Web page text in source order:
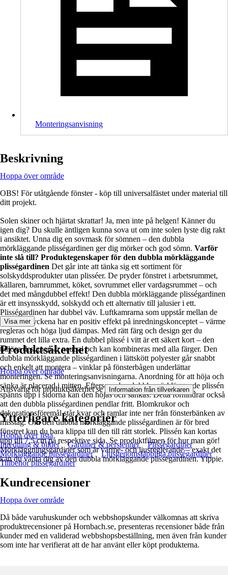
Monteringsanvisning
Beskrivning
Hoppa över område
OBS! För utåtgående fönster - köp till universalfästet under material till
ditt projekt.
Solen skiner och hjärtat skrattar! Ja, men inte på helgen! Känner du
igen dig? Du skulle äntligen kunna sova ut om inte solen lyste dig rakt
i ansiktet. Unna dig en sovmask för sömnen – den dubbla
mörkläggande plisségardinen ger dig mörker och god sömn. Varför
inte slå till? Produktegenskaper för den dubbla mörkläggande
plisségardinen Det går inte att tänka sig ett sortiment för
solskyddsprodukter utan plisséer. De pryder fönstret i arbetsrummet,
källaren, barnrummet, köket, sovrummet eller vardagsrummet – och
det med mångdubbel effekt! Den dubbla mörkläggande plisségardinen
är ett insynsskydd, solskydd och ett alternativ till jalusier i ett.
Plisségardinen har dubbel väv. Luftkamrarna som uppstår mellan de
båda tygstyckena har en positiv effekt på inredningskonceptet – värme
regleras och höga ljud dämpas. Med rätt färg och design ger du
rummet det lilla extra. En dubbel plissé i vitt är ett säkert kort – den
tidlösa designen är neutral och kan kombineras med alla färger. Den
dubbla mörkläggande plisségardinen i lättskött polyester går snabbt
och enkelt att montera – vinklar på fönsterbågen underlättar
monteringen. Se monteringsanvisningarna. Anordning för att höja och
sänka är placerad i mitten. Eftersom den dubbla mörkläggande plissén
spänns upp i sidorna kan den höjas och sänkas. Detta förhindrar också
att den dubbla plisségardinen pendlar fritt. Blomkrukor och
dekorationsföremål står kvar och ramlar inte ner från fönsterbänken av
misstag. Om den dubbla mörkläggande plisségardinen är för bred
fönstret kan du bara klippa till den till rätt storlek. Plissén kan kortas
upp till 7,5 cm på respektive sida. Se produktfilmen för hur man gör!
Mörkläggningsgardiner som är värme- och ljusreglerande – exakt det
kan du vänta dig av den dubbla mörkläggande plisségardinen. Yippie.
Visa mer
Produktsäkerhet
Hoppa över område
Ansvarig för produktsäkerhet se Information från tillverkaren .
Ytterligare kategorier
Hoppa över lista
Inredning & bilder
Gardiner & persienner
Plisségardiner
Mörkläggande plisségardiner
Ljusgenomsläppliga plisségardiner
Tillbehör plisségardiner
Kundrecensioner
Hoppa över område
Då både varuhuskunder och webbshopskunder välkomnas att skriva
produktrecensioner på Hornbach.se, presenteras recensioner både från
kunder med en validerad webbshopsbeställning, men även från kunder
som inte har verifierat att de har använt eller köpt produkterna.